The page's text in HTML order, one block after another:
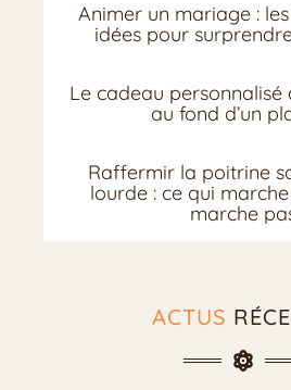
Animer un mariage :
idées pour
Le cadeau personnalisé
au fond d’un
Raffermir la poitrine
lourde : ce qui
marche
ACTUS